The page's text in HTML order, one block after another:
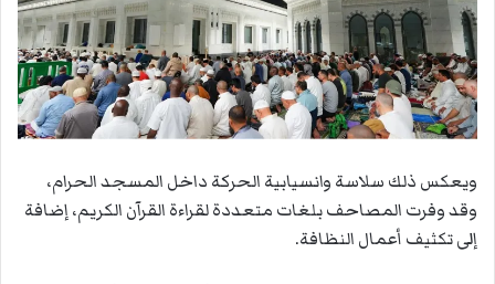
ويعكس ذلك سلاسة وانسيابية الحركة داخل ‫المسجد الحرام،
وقد وفرت المصاحف بلغات متعددة لقراءة القرآن الكريم، إضافة
إلى تكثيف أعمال النظافة.